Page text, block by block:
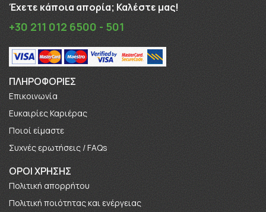
Έχετε κάποια απορία; Καλέστε μας!
+30 211 012 6500 - 501
ΠΛΗΡΟΦΟΡΊΕΣ
Επικοινωνία
Ευκαιρίες Καριέρας
Πoιοί είμαστε
Συχνές ερωτήσεις / FAQs
ΟΡΟΙ ΧΡΗΣΗΣ
Πολιτική απορρήτου
Πολιτική ποιότητας και ενέργειας